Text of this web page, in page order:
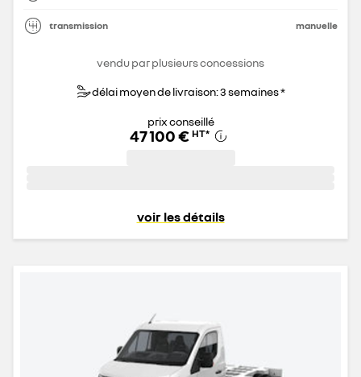
transmission manuelle
vendu par plusieurs concessions
délai moyen de livraison: 3 semaines *
prix conseillé
47 100 € HT*
voir les détails